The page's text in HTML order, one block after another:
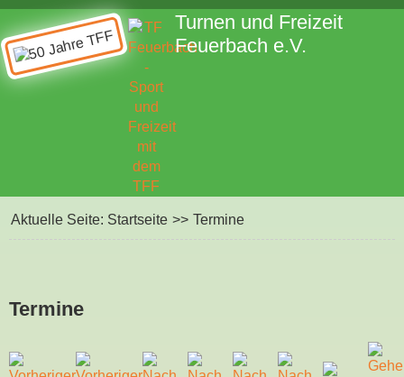
Turnen und Freizeit
Feuerbach e.V.
Aktuelle Seite: Startseite >> Termine
Termine